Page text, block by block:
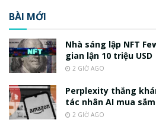
BÀI MỚI
Nhà sáng lập NFT
gian lận 10 triệu USD
2 GIỜ AGO
Perplexity thắng
tác nhân AI mua sắm
2 GIỜ AGO